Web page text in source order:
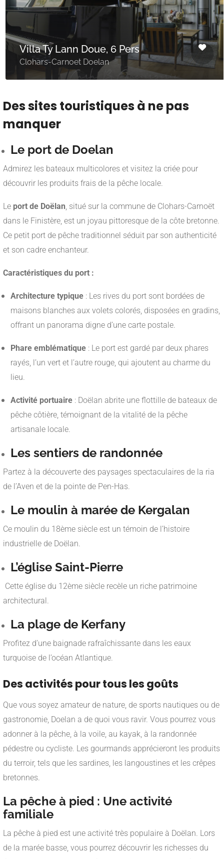
Villa Ty Lann Doue, 6 Pers
Clohars-Carnoet Doelan
Des sites touristiques à ne pas
manquer
Le port de Doelan
Admirez les bateaux multicolores et visitez la criée pour
découvrir les produits frais de la pêche locale.
Le port de Doëlan, situé sur la commune de Clohars-Carnoët
dans le Finistère, est un joyau pittoresque de la côte bretonne.
Ce petit port de pêche traditionnel séduit par son authenticité
et son cadre enchanteur.
Caractéristiques du port :
Architecture typique : Les rives du port sont bordées de
maisons blanches aux volets colorés, disposées en gradins,
offrant un panorama digne d’une carte postale.
Phare emblématique : Le port est gardé par deux phares
rayés, l’un vert et l’autre rouge, qui ajoutent au charme du
lieu.
Activité portuaire : Doëlan abrite une flottille de bateaux de
pêche côtière, témoignant de la vitalité de la pêche
artisanale locale.
Les sentiers de randonnée
Partez à la découverte des paysages spectaculaires de la ria
de l’Aven et de la pointe de Pen-Has.
Le moulin à marée de Kergalan
Ce moulin du 18ème siècle est un témoin de l’histoire
industrielle de Doëlan.
L’église Saint-Pierre
Cette église du 12ème siècle recèle un riche patrimoine
architectural.
La plage de Kerfany
Profitez d’une baignade rafraîchissante dans les eaux
turquoise de l’océan Atlantique.
Des activités pour tous les goûts
Que vous soyez amateur de nature, de sports nautiques ou de
gastronomie, Doelan a de quoi vous ravir. Vous pourrez vous
adonner à la pêche, à la voile, au kayak, à la randonnée
pédestre ou cycliste. Les gourmands apprécieront les produits
du terroir, tels que les sardines, les langoustines et les crêpes
bretonnes.
La pêche à pied : Une activité
familiale
La pêche à pied est une activité très populaire à Doëlan. Lors
de la marée basse, vous pourrez découvrir les richesses du